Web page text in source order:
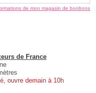
de mon magasin de bonbons
de France
ouvre demain à 10h